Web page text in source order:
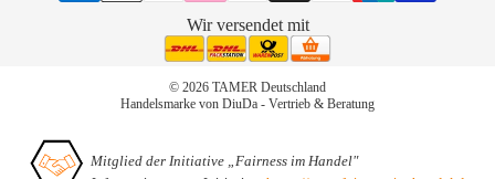
Wir versendet mit
© 2026 TAMER Deutschland
Handelsmarke von DiuDa - Vertrieb & Beratung
Mitglied der Initiative „Fairness im Handel"